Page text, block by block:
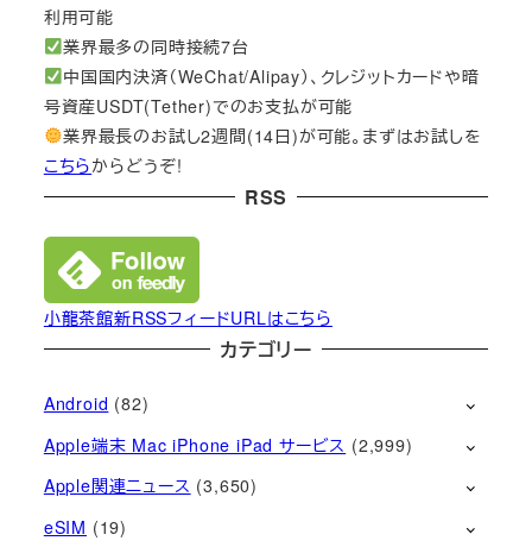
利用可能
業界最多の同時接続7台
中国国内決済（WeChat/Alipay）、クレジットカードや暗
号資産USDT(Tether)でのお支払が可能
業界最長のお試し2週間(14日)が可能。まずはお試しを
こちらからどうぞ!
RSS
小龍茶館新RSSフィードURLはこちら
カテゴリー
Android (82)
Apple端末 Mac iPhone iPad サービス (2,999)
Apple関連ニュース (3,650)
eSIM (19)